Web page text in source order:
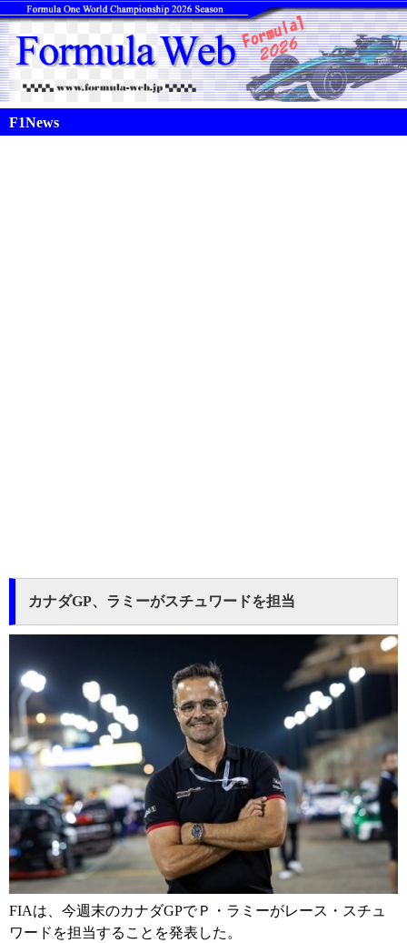
F1News
カナダGP、ラミーがスチュワードを担当
FIAは、今週末のカナダGPでＰ・ラミーがレース・スチュ
ワードを担当することを発表した。